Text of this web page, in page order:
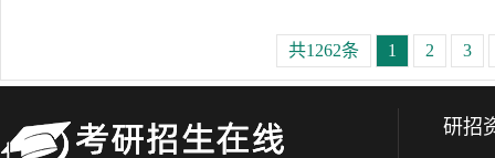
共1262条 1 2 3
研招